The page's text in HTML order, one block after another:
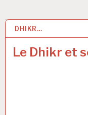
DHIKR…
Le Dhikr et
2 OCT 2018